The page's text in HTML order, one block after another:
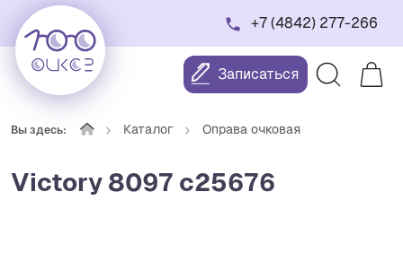
+7 (4842) 277-266
Записаться
Вы здесь: Каталог Оправа очковая
Victory 8097 с25676